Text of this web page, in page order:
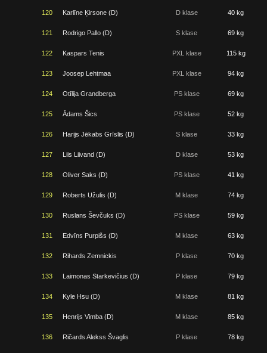
120 Karlīne Ķirsone (D) D klase 40 kg
121 Rodrigo Pallo (D) S klase 69 kg
122 Kaspars Tenis PXL klase 115 kg
123 Joosep Lehtmaa PXL klase 94 kg
124 Otīlija Grandberga PS klase 69 kg
125 Ādams Šics PS klase 52 kg
126 Harijs Jēkabs Grīslis (D) S klase 33 kg
127 Liis Liivand (D) D klase 53 kg
128 Oliver Saks (D) PS klase 41 kg
129 Roberts Užulis (D) M klase 74 kg
130 Ruslans Ševčuks (D) PS klase 59 kg
131 Edvīns Purpišs (D) M klase 63 kg
132 Rihards Zemnickis P klase 70 kg
133 Laimonas Starkevičius (D) P klase 79 kg
134 Kyle Hsu (D) M klase 81 kg
135 Henrijs Vimba (D) M klase 85 kg
136 Ričards Alekss Švaglis P klase 78 kg